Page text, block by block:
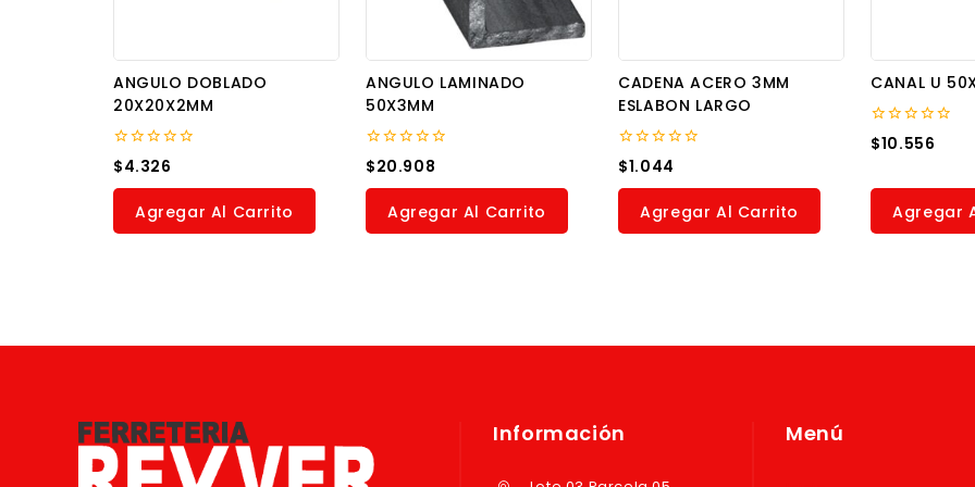
ANGULO DOBLADO
20X20X2MM
0
out
of
$4.326
Agregar Al Carrito
ANGULO LAMINADO
50X3MM
0
out
of
$20.908
Agregar Al Carrito
CADENA ACERO 3MM
ESLABON LARGO
0
out
of
$1.044
Agregar Al Carrito
CANAL U
0
out
$10.556
Agregar
Información Menú